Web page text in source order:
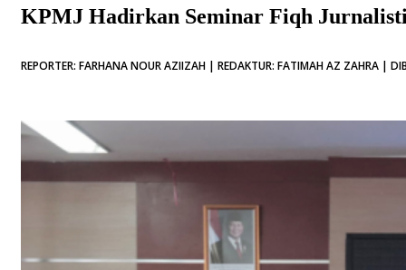
KPMJ Hadirkan Seminar Fiqh
REPORTER: FARHANA NOUR AZIIZAH | REDAKTUR: FATIMAH AZ ZAHRA |